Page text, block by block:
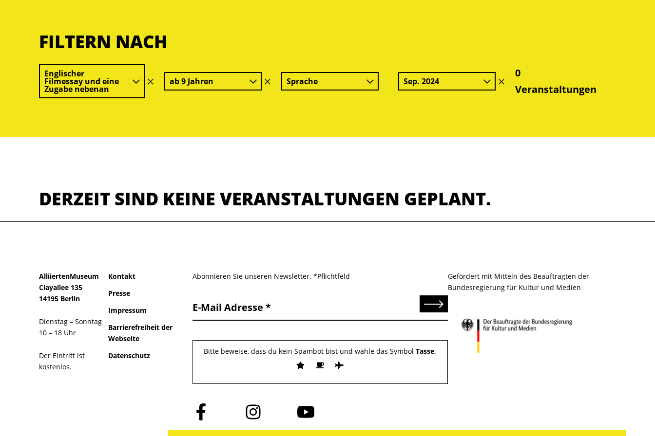
FILTERN NACH
Englischer
Filmessay und eine
Zugabe nebenan
Filter
löschen
ab 9 Jahren
Filter
löschen
Sprache Sep. 2024
Filter
löschen
0
Veranstaltungen
DERZEIT SIND KEINE VERANSTALTUNGEN GEPLANT.
AlliiertenMuseum
Clayallee 135
14195 Berlin
Dienstag – Sonntag
10 – 18 Uhr
Der Eintritt ist
kostenlos.
Kontakt
Presse
Impressum
Barrierefreiheit der
Webseite
Datenschutz
Abonnieren Sie unseren Newsletter. *Pflichtfeld
E-Mail Adresse Senden
Bitte beweise, dass du kein Spambot bist und wähle das Symbol Tasse.
Folge
uns
auf
Folge
uns
auf
Folge
uns
auf
Gefördert mit Mitteln des Beauftragten der
Bundesregierung für Kultur und Medien